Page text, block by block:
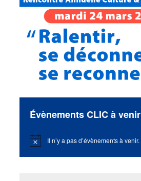
Évènements CLIC à venir
Notice Il n’y a pas d’évènements à venir.